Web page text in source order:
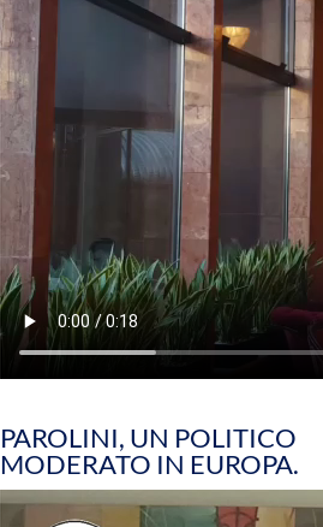
PAROLINI, UN POLITICO
MODERATO IN EUROPA.